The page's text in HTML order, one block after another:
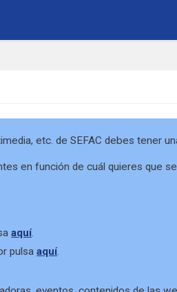
etc. de SEFAC debes tener
en función de cuál quieres que
aquí.
pulsaaquí.